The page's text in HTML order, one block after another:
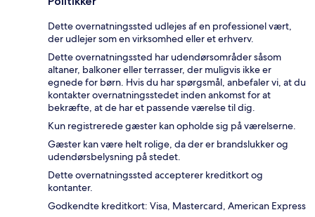
Dette overnatningssted udlejes af en professionel vært,
der udlejer som en virksomhed eller et erhverv.
Dette overnatningssted har udendørsområder såsom
altaner, balkoner eller terrasser, der muligvis ikke er
egnede for børn. Hvis du har spørgsmål, anbefaler vi, at du
kontakter overnatningsstedet inden ankomst for at
bekræfte, at de har et passende værelse til dig.
Kun registrerede gæster kan opholde sig på værelserne.
Gæster kan være helt rolige, da der er brandslukker og
udendørsbelysning på stedet.
Dette overnatningssted accepterer kreditkort og
kontanter.
Godkendte kreditkort: Visa, Mastercard, American Express